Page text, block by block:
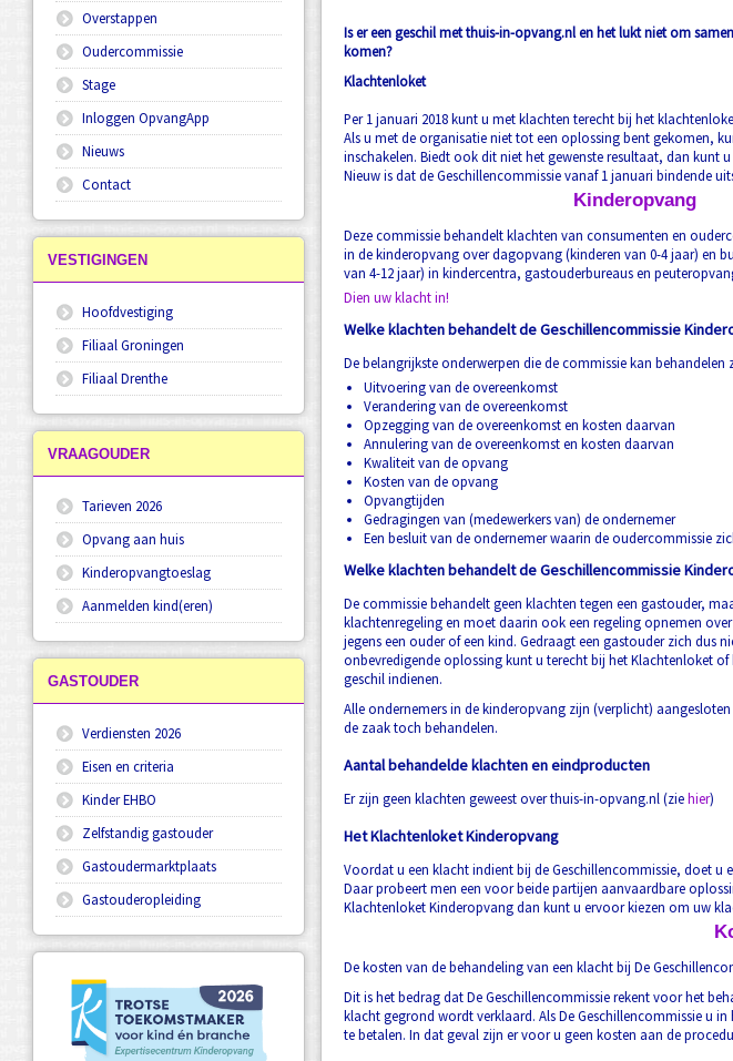
Is er een geschil met thuis-in-opvang.nl en het lukt niet om
komen?
Klachtenloket
Per 1 januari 2018 kunt u met klachten terecht bij het
Als u met de organisatie niet tot een oplossing bent gekomen,
inschakelen. Biedt ook dit niet het gewenste resultaat, dan kunt
Nieuw is dat de Geschillencommissie vanaf 1 januari bindende
Kinderopvang
Deze commissie behandelt klachten van consumenten en
in de kinderopvang over dagopvang (kinderen van 0-4 jaar) en
van 4-12 jaar) in kindercentra, gastouderbureaus en
Dien uw klacht in!
Welke klachten behandelt de Geschillencommissie
De belangrijkste onderwerpen die de commissie kan behandelen
Uitvoering van de overeenkomst
Verandering van de overeenkomst
Opzegging van de overeenkomst en kosten daarvan
Annulering van de overeenkomst en kosten daarvan
Kwaliteit van de opvang
Kosten van de opvang
Opvangtijden
Gedragingen van (medewerkers van) de ondernemer
Een besluit van de ondernemer waarin de oudercommissie
Welke klachten behandelt de Geschillencommissie
De commissie behandelt geen klachten tegen een gastouder,
klachtenregeling en moet daarin ook een regeling opnemen
jegens een ouder of een kind. Gedraagt een gastouder zich
onbevredigende oplossing kunt u terecht bij het Klachtenloket
geschil indienen.
Alle ondernemers in de kinderopvang zijn (verplicht)
de zaak toch behandelen.
Aantal behandelde klachten en eindproducten
Er zijn geen klachten geweest over thuis-in-opvang.nl (ziehier)
Het Klachtenloket Kinderopvang
Voordat u een klacht indient bij de Geschillencommissie, doet u
Daar probeert men een voor beide partijen aanvaardbare
Klachtenloket Kinderopvang dan kunt u ervoor kiezen om uw
De kosten van de behandeling van een klacht bij De
Dit is het bedrag dat De Geschillencommissie rekent voor het
klacht gegrond wordt verklaard. Als De Geschillencommissie u
te betalen. In dat geval zijn er voor u geen kosten aan de
Overstappen
Oudercommissie
Stage
Inloggen OpvangApp
Nieuws
Contact
VESTIGINGEN
Hoofdvestiging
Filiaal Groningen
Filiaal Drenthe
VRAAGOUDER
Tarieven 2026
Opvang aan huis
Kinderopvangtoeslag
Aanmelden kind(eren)
GASTOUDER
Verdiensten 2026
Eisen en criteria
Kinder EHBO
Zelfstandig gastouder
Gastoudermarktplaats
Gastouderopleiding